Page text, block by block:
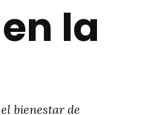
la
bienestar de